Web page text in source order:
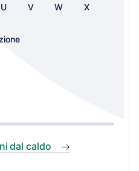
U V W X
dal caldo